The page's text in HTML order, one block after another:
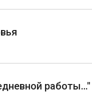
работы…"